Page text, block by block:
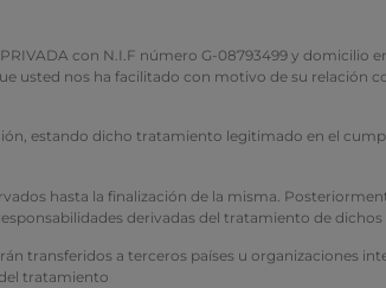
con N.I.F número G-08793499 y domicilio
usted nos ha facilitado con motivo de su
estando dicho tratamiento legitimado en el
hasta la finalización de la misma.
derivadas del tratamiento de dichos
transferidos a terceros países u organizaciones
tratamiento